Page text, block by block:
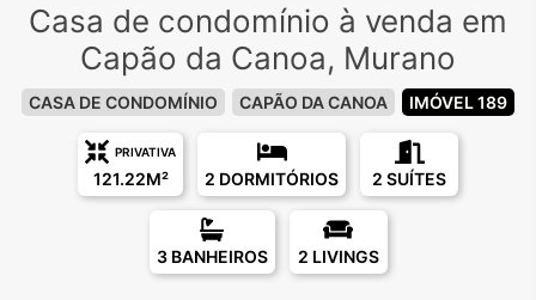
Casa de condomínio à venda em
Capão da Canoa, Murano
CASA DE CONDOMÍNIO CAPÃO DA CANOA IMÓVEL 189
PRIVATIVA
121.22M² 2 DORMITÓRIOS 2 SUÍTES
3 BANHEIROS 2 LIVINGS